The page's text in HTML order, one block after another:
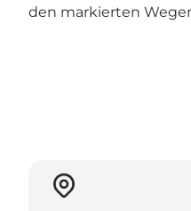
den markierten